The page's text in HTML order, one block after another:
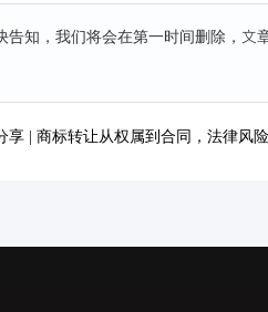
知，我们将会在第一时间删除，文
享 | 商标转让从权属到合同，法律风